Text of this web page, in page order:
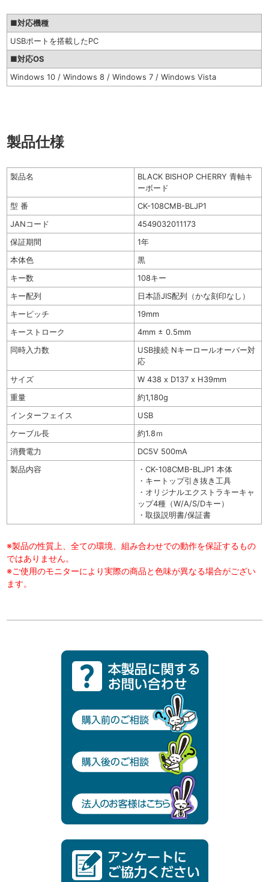
■対応機種
USBポートを搭載したPC
■対応OS
Windows 10 / Windows 8 / Windows 7 / Windows Vista
製品仕様
製品名
BLACK BISHOP CHERRY 青軸キ
ーボード
型 番
CK-108CMB-BLJP1
JANコード
4549032011173
保証期間
1年
本体色
黒
キー数
108キー
キー配列
日本語JIS配列（かな刻印なし）
キーピッチ
19mm
キーストローク
4mm ± 0.5mm
同時入力数
USB接続 Nキーロールオーバー対
応
サイズ
W 438 x D137 x H39mm
重量
約1,180g
インターフェイス
USB
ケーブル長
約1.8ｍ
消費電力
DC5V 500mA
製品内容
・CK-108CMB-BLJP1 本体
・キートップ引き抜き工具
・オリジナルエクストラキーキャ
ップ4種（W/A/S/Dキー）
・取扱説明書/保証書
※製品の性質上、全ての環境、組み合わせでの動作を保証するもの
ではありません。
※ご使用のモニターにより実際の商品と色味が異なる場合がござい
ます。